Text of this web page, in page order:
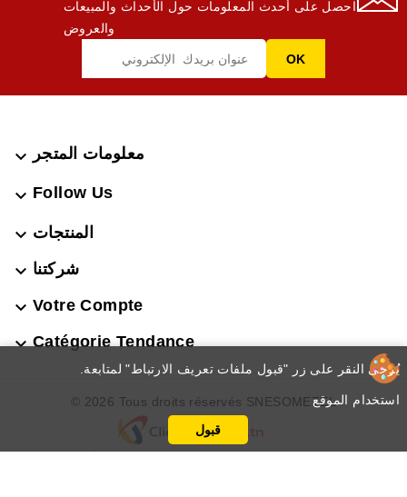
احصل على أحدث المعلومات حول الأحداث والمبيعات
والعروض
معلومات المتجر 
Follow Us

المنتجات 
شركتنا 
Votre Compte

Catégorie Tendance

استخدام الموقع
قبول
© 2026 Tous droits réservés SNESOMETEL